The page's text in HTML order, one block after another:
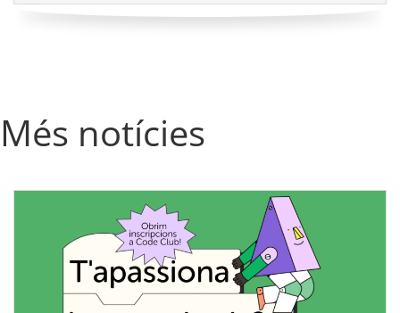
Més notícies